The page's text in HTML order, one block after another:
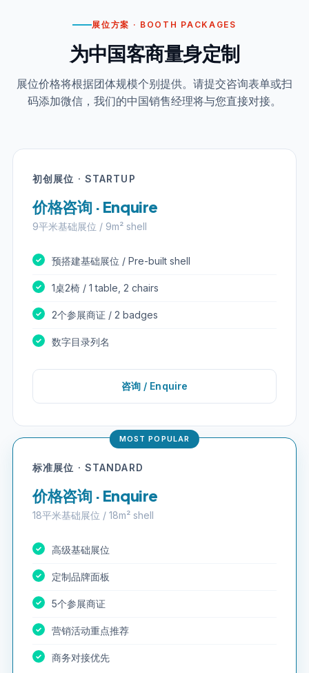
展位方案 · BOOTH PACKAGES
为中国客商量身定制
展位价格将根据团体规模个别提供。请提交咨询表单或扫
码添加微信，我们的中国销售经理将与您直接对接。
初创展位 · STARTUP
价格咨询 · Enquire
9平米基础展位 / 9m² shell
预搭建基础展位 / Pre-built shell
1桌2椅 / 1 table, 2 chairs
2个参展商证 / 2 badges
数字目录列名
咨询 / Enquire
标准展位 · STANDARD
价格咨询 · Enquire
18平米基础展位 / 18m² shell
高级基础展位
定制品牌面板
5个参展商证
营销活动重点推荐
商务对接优先